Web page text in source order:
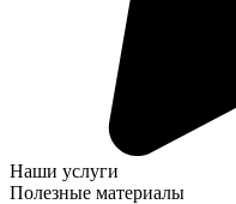
Наши услуги
Полезные материалы